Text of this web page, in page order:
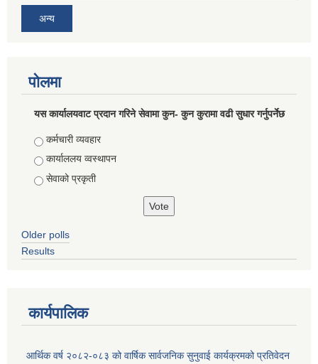
अन्य
पोलमा
यस कार्यालयवाट प्रदान गरिने सेवामा कुन- कुन कुरामा वढी सुधार गर्नुपर्नेछ
Choices
कर्मचारी व्यवहार
कार्याललय व्वस्थापन
सेवाको प्रकृती
Older polls
Results
कार्यपालिक
आर्थिक वर्ष २०८२-०८३ को वार्षिक सार्वजनिक सुनुवाई कार्यक्रमको प्रतिवेदन